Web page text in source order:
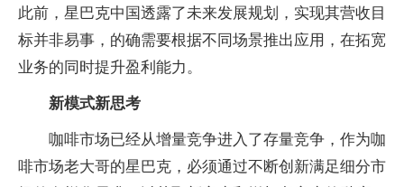
此前，星巴克中国透露了未来发展规划，实现其营收目
标并非易事，的确需要根据不同场景推出应用，在拓宽
业务的同时提升盈利能力。
新模式新思考
咖啡市场已经从增量竞争进入了存量竞争，作为咖
啡市场老大哥的星巴克，必须通过不断创新满足细分市